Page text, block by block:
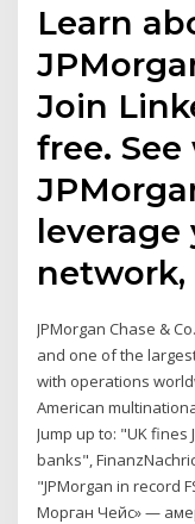
Learn
Join
free.
leverage
network,
JPMorgan Chase &
and one of the
with operations
American
Jump up to: "UK
banks",
"JPMorgan in record
Морган Чейс» —